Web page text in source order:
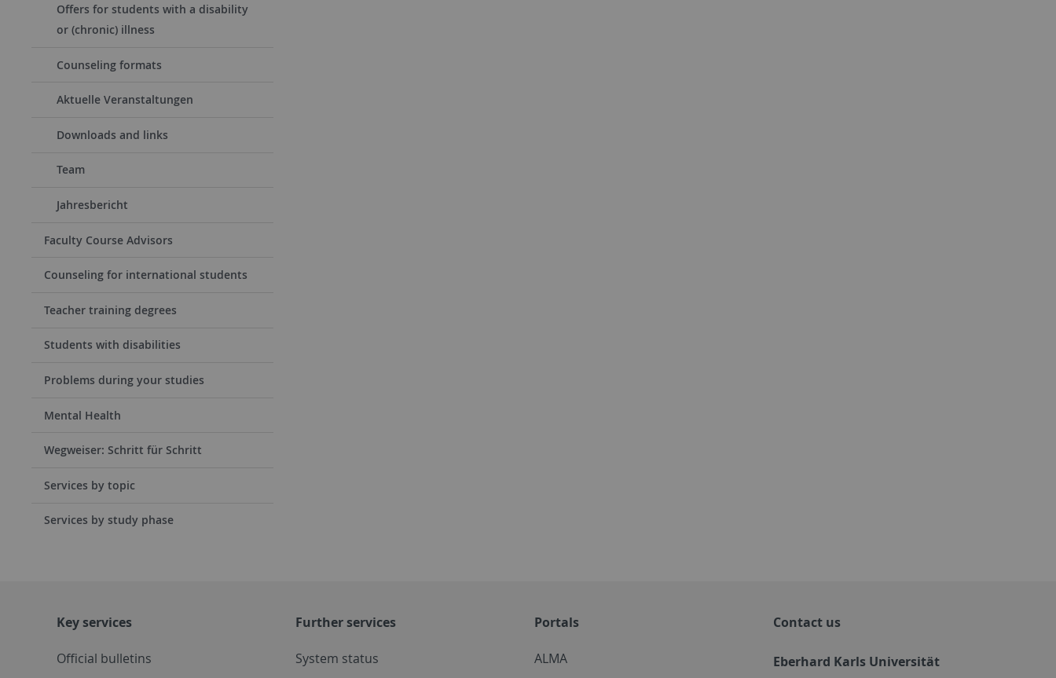
Offers for students with a disability
or (chronic) illness
Counseling formats
Aktuelle Veranstaltungen
Downloads and links
Team
Jahresbericht
Faculty Course Advisors
Counseling for international students
Teacher training degrees
Students with disabilities
Problems during your studies
Mental Health
Wegweiser: Schritt für Schritt
Services by topic
Services by study phase
Key services
Official bulletins
Further services
System status
Portals
ALMA
Contact us
Eberhard Karls Universität